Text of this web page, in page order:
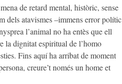
de retard mental, històric, sense
dels atavismes –immens error polític
l’animal no ha entès que ell
la dignitat espiritual de l’homo
Fins aquí ha arribat de moment
creure’t només un home et